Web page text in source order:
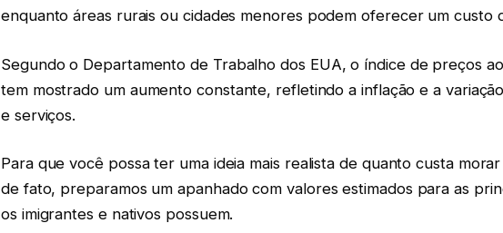
enquanto áreas rurais ou cidades menores podem oferecer um custo
Segundo o Departamento de Trabalho dos EUA, o índice de preços
tem mostrado um aumento constante, refletindo a inflação e a
e serviços.
Para que você possa ter uma ideia mais realista de quanto custa
de fato, preparamos um apanhado com valores estimados para as
os imigrantes e nativos possuem.